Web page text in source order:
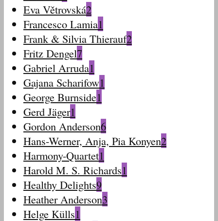
Eva Větrovská2
Francesco Lamia1
Frank & Silvia Thierauf2
Fritz Dengel7
Gabriel Arruda1
Gajana Scharifow1
George Burnside1
Gerd Jäger1
Gordon Anderson6
Hans-Werner, Anja, Pia Konyen2
Harmony-Quartet1
Harold M. S. Richards1
Healthy Delights9
Heather Anderson3
Helge Külls1